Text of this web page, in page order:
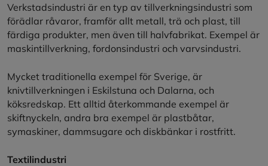
Verkstadsindustri är en typ av tillverkningsindustri som
förädlar råvaror, framför allt metall, trä och plast, till
färdiga produkter, men även till halvfabrikat. Exempel är
maskintillverkning, fordonsindustri och varvsindustri.
Mycket traditionella exempel för Sverige, är
knivtillverkningen i Eskilstuna och Dalarna, och
köksredskap. Ett alltid återkommande exempel är
skiftnyckeln, andra bra exempel är plastbåtar,
symaskiner, dammsugare och diskbänkar i rostfritt.
Textilindustri